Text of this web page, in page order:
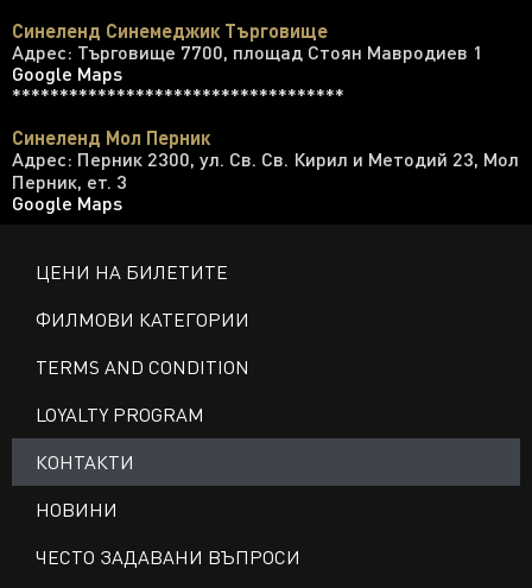
Синеленд Синемеджик Търговище
Адрес: Търговище 7700, площад Стоян Мавродиев 1
Google Maps
***********************************
Синеленд Мол Перник
Адрес: Перник 2300, ул. Св. Св. Кирил и Методий 23, Мол
Перник, ет. 3
Google Maps
ЦЕНИ НА БИЛЕТИТЕ
ФИЛМОВИ КАТЕГОРИИ
TERMS AND CONDITION
LOYALTY PROGRAM
КОНТАКТИ
НОВИНИ
ЧЕСТО ЗАДАВАНИ ВЪПРОСИ